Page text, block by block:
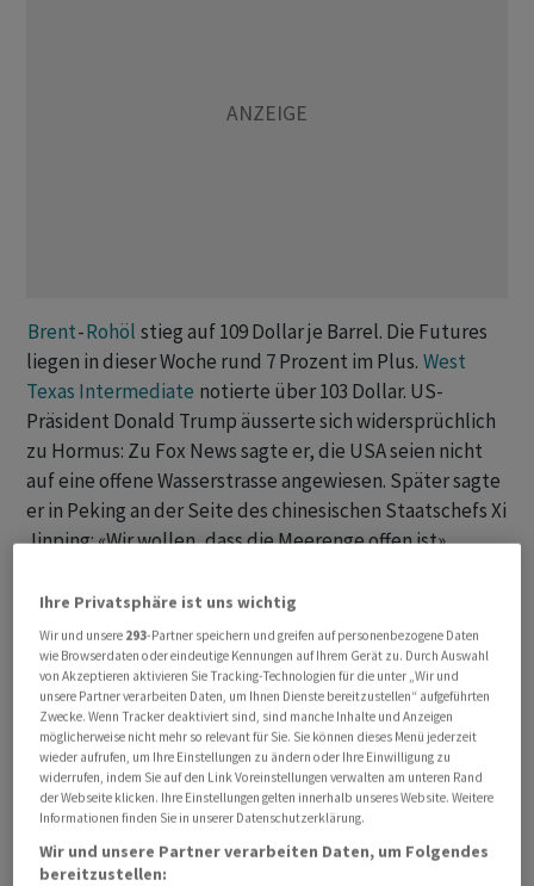
Brent-Rohöl stieg auf 109 Dollar je Barrel. Die Futures
liegen in dieser Woche rund 7 Prozent im Plus. West
Texas Intermediate notierte über 103 Dollar. US-
Präsident Donald Trump äusserte sich widersprüchlich
zu Hormus: Zu Fox News sagte er, die USA seien nicht
auf eine offene Wasserstrasse angewiesen. Später sagte
er in Peking an der Seite des chinesischen Staatschefs Xi
Jinping: «Wir wollen, dass die Meerenge offen ist».
Der Krieg hat die weltweiten Ölbestände in
Rekordtempo sinken lassen. Der Markt werde bis
Oktober «stark unterversorgt» bleiben, selbst wenn die
Kampfhandlungen im kommenden Monat endeten,
erklärte die Internationale Energieagentur in dieser
Woche. Am Dienstag unterstrichen US-Daten, wie der
Konflikt die Inflation neu anheizt und den
innenpolitischen Druck auf Trump vor den
Zwischenwahlen im November erhöht.
Ihre Privatsphäre ist uns wichtig
Wir und unsere 293-Partner speichern und greifen auf personenbezogene Daten
wie Browserdaten oder eindeutige Kennungen auf Ihrem Gerät zu. Durch Auswahl
von Akzeptieren aktivieren Sie Tracking-Technologien für die unter „Wir und
unsere Partner verarbeiten Daten, um Ihnen Dienste bereitzustellen“ aufgeführten
Zwecke. Wenn Tracker deaktiviert sind, sind manche Inhalte und Anzeigen
möglicherweise nicht mehr so relevant für Sie. Sie können dieses Menü jederzeit
wieder aufrufen, um Ihre Einstellungen zu ändern oder Ihre Einwilligung zu
widerrufen, indem Sie auf den Link Voreinstellungen verwalten am unteren Rand
der Webseite klicken. Ihre Einstellungen gelten innerhalb unseres Website. Weitere
Informationen finden Sie in unserer Datenschutzerklärung.
Wir und unsere Partner verarbeiten Daten, um Folgendes
bereitzustellen: